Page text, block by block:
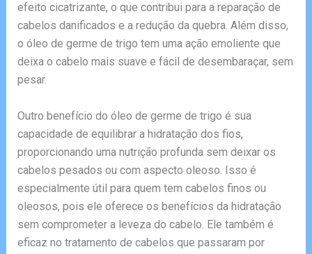
efeito cicatrizante, o que contribui para a reparação de
cabelos danificados e a redução da quebra. Além disso,
o óleo de germe de trigo tem uma ação emoliente que
deixa o cabelo mais suave e fácil de desembaraçar, sem
pesar.
Outro benefício do óleo de germe de trigo é sua
capacidade de equilibrar a hidratação dos fios,
proporcionando uma nutrição profunda sem deixar os
cabelos pesados ou com aspecto oleoso. Isso é
especialmente útil para quem tem cabelos finos ou
oleosos, pois ele oferece os benefícios da hidratação
sem comprometer a leveza do cabelo. Ele também é
eficaz no tratamento de cabelos que passaram por